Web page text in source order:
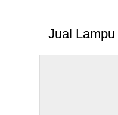
Jual